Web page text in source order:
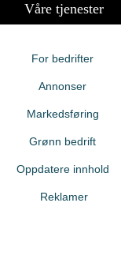
Våre tjenester
For bedrifter
Annonser
Markedsføring
Grønn bedrift
Oppdatere innhold
Reklamer